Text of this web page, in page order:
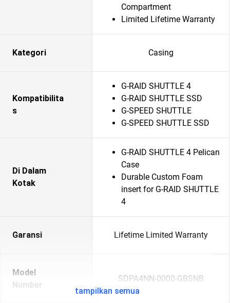
Compartment
Limited Lifetime Warranty
Kategori Casing
Kompatibilita
s
G-RAID SHUTTLE 4
G-RAID SHUTTLE SSD
G-SPEED SHUTTLE
G-SPEED SHUTTLE SSD
Di Dalam
Kotak
G-RAID SHUTTLE 4 Pelican
Case
Durable Custom Foam
insert for G-RAID SHUTTLE
4
Garansi Lifetime Limited Warranty
Model
Number
SDPA4NN-0000-GBSNB
tampilkan semua